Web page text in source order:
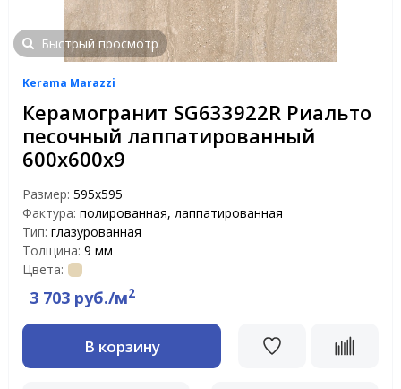
Быстрый просмотр
Kerama Marazzi
Керамогранит SG633922R Риальто
песочный лаппатированный
600х600х9
Размер: 595x595
Фактура: полированная, лаппатированная
Тип: глазурованная
Толщина: 9 мм
Цвета:
3 703 руб./м2
В корзину